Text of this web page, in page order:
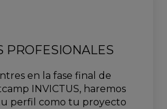
PROFESIONALES
en la fase final de
INVICTUS, haremos
perfil como tu proyecto